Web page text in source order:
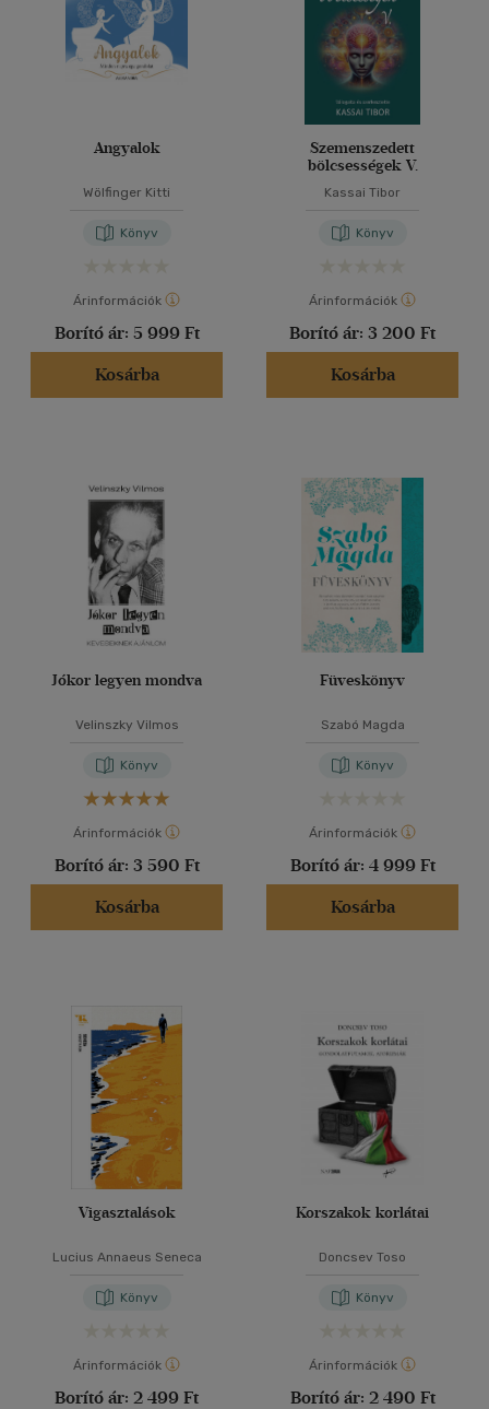
Angyalok
Wölfinger Kitti
Könyv
Árinformációk
Borító ár: 5 999 Ft
Kosárba
Szemenszedett
bölcsességek V.
Kassai Tibor
Könyv
Árinformációk
Borító ár: 3 200 Ft
Kosárba
Jókor legyen mondva
Velinszky Vilmos
Könyv
Árinformációk
Borító ár: 3 590 Ft
Kosárba
Füveskönyv
Szabó Magda
Könyv
Árinformációk
Borító ár: 4 999 Ft
Kosárba
Vigasztalások
Lucius Annaeus Seneca
Könyv
Árinformációk
Borító ár: 2 499 Ft
Korszakok korlátai
Doncsev Toso
Könyv
Árinformációk
Borító ár: 2 490 Ft